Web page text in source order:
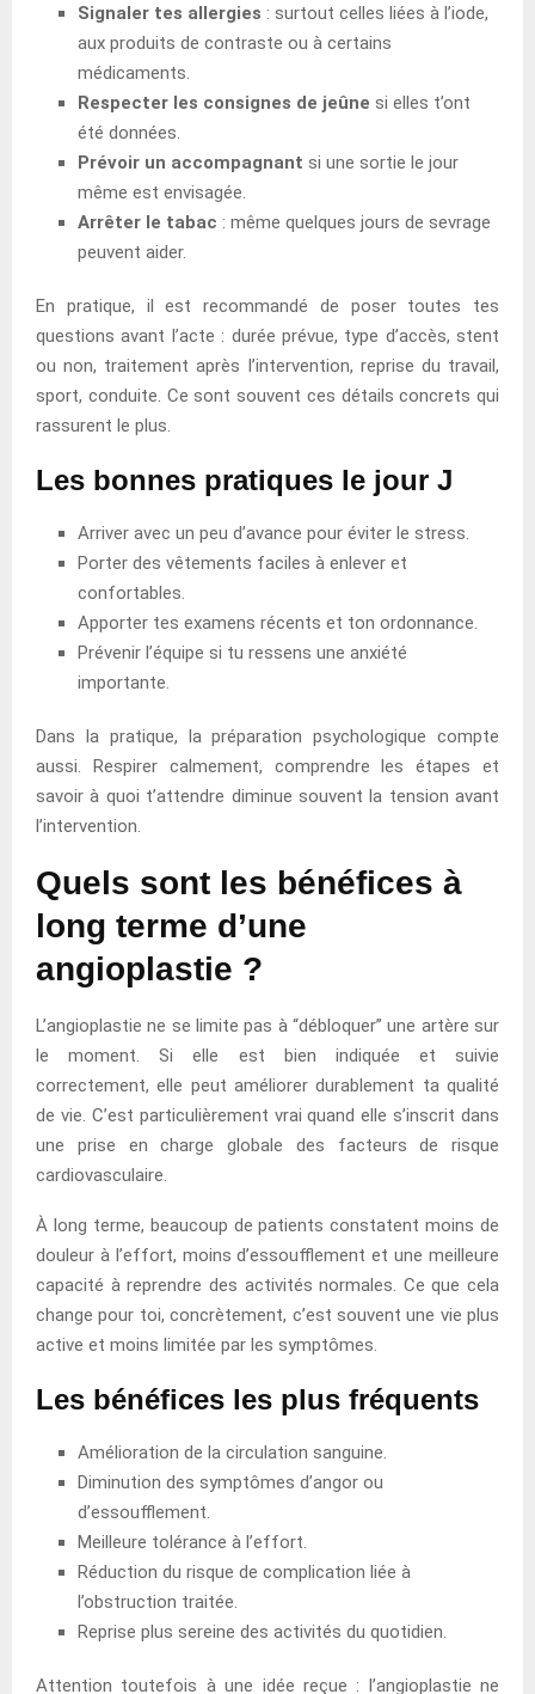
Signaler tes allergies : surtout celles liées à l’iode,
aux produits de contraste ou à certains
médicaments.
Respecter les consignes de jeûne si elles t’ont
été données.
Prévoir un accompagnant si une sortie le jour
même est envisagée.
Arrêter le tabac : même quelques jours de sevrage
peuvent aider.
En pratique, il est recommandé de poser toutes tes
questions avant l’acte : durée prévue, type d’accès, stent
ou non, traitement après l’intervention, reprise du travail,
sport, conduite. Ce sont souvent ces détails concrets qui
rassurent le plus.
Les bonnes pratiques le jour J
Arriver avec un peu d’avance pour éviter le stress.
Porter des vêtements faciles à enlever et
confortables.
Apporter tes examens récents et ton ordonnance.
Prévenir l’équipe si tu ressens une anxiété
importante.
Dans la pratique, la préparation psychologique compte
aussi. Respirer calmement, comprendre les étapes et
savoir à quoi t’attendre diminue souvent la tension avant
l’intervention.
Quels sont les bénéfices à
long terme d’une
angioplastie ?
L’angioplastie ne se limite pas à “débloquer” une artère sur
le moment. Si elle est bien indiquée et suivie
correctement, elle peut améliorer durablement ta qualité
de vie. C’est particulièrement vrai quand elle s’inscrit dans
une prise en charge globale des facteurs de risque
cardiovasculaire.
À long terme, beaucoup de patients constatent moins de
douleur à l’effort, moins d’essoufflement et une meilleure
capacité à reprendre des activités normales. Ce que cela
change pour toi, concrètement, c’est souvent une vie plus
active et moins limitée par les symptômes.
Les bénéfices les plus fréquents
Amélioration de la circulation sanguine.
Diminution des symptômes d’angor ou
d’essoufflement.
Meilleure tolérance à l’effort.
Réduction du risque de complication liée à
l’obstruction traitée.
Reprise plus sereine des activités du quotidien.
Attention toutefois à une idée reçue : l’angioplastie ne